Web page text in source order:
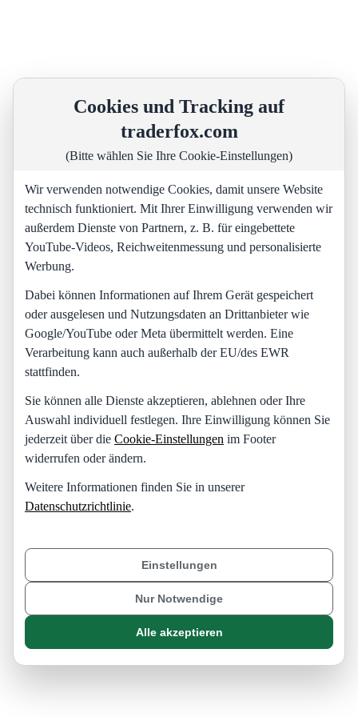
Cookies und Tracking auf
traderfox.com
(Bitte wählen Sie Ihre Cookie-Einstellungen)
Wir verwenden notwendige Cookies, damit unsere Website
technisch funktioniert. Mit Ihrer Einwilligung verwenden wir
außerdem Dienste von Partnern, z. B. für eingebettete
YouTube-Videos, Reichweitenmessung und personalisierte
Werbung.
Dabei können Informationen auf Ihrem Gerät gespeichert
oder ausgelesen und Nutzungsdaten an Drittanbieter wie
Google/YouTube oder Meta übermittelt werden. Eine
Verarbeitung kann auch außerhalb der EU/des EWR
stattfinden.
Sie können alle Dienste akzeptieren, ablehnen oder Ihre
Auswahl individuell festlegen. Ihre Einwilligung können Sie
jederzeit über die Cookie-Einstellungen im Footer
widerrufen oder ändern.
Weitere Informationen finden Sie in unserer
Datenschutzrichtlinie.
Einstellungen
Nur Notwendige
Alle akzeptieren